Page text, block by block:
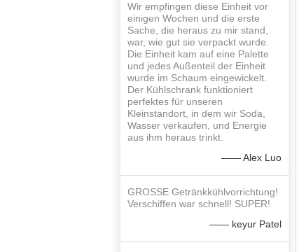
Wir empfingen diese Einheit vor
einigen Wochen und die erste
Sache, die heraus zu mir stand,
war, wie gut sie verpackt wurde.
Die Einheit kam auf eine Palette
und jedes Außenteil der Einheit
wurde im Schaum eingewickelt.
Der Kühlschrank funktioniert
perfektes für unseren
Kleinstandort, in dem wir Soda,
Wasser verkaufen, und Energie
aus ihm heraus trinkt.
—— Alex Luo
GROSSE Getränkkühlvorrichtung!
Verschiffen war schnell! SUPER!
—— keyur Patel